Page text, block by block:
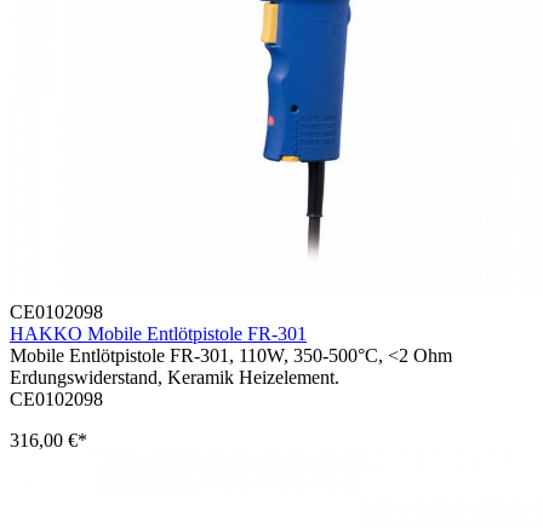
CE0102098
HAKKO Mobile Entlötpistole FR-301
Mobile Entlötpistole FR-301, 110W, 350-500°C, <2 Ohm
Erdungswiderstand, Keramik Heizelement.
CE0102098
316,00 €*